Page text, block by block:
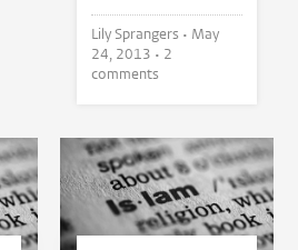
Lily Sprangers • May
24, 2013 • 2
comments